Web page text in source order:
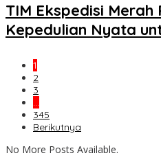
TIM Ekspedisi
Kepedulian Nyata
1
2
3
…
345
Berikutnya
No More Posts Available.